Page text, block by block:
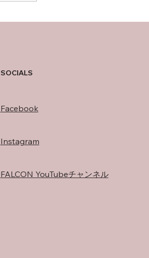
SOCIALS
Facebook
Instagram
FALCON YouTubeチャンネル